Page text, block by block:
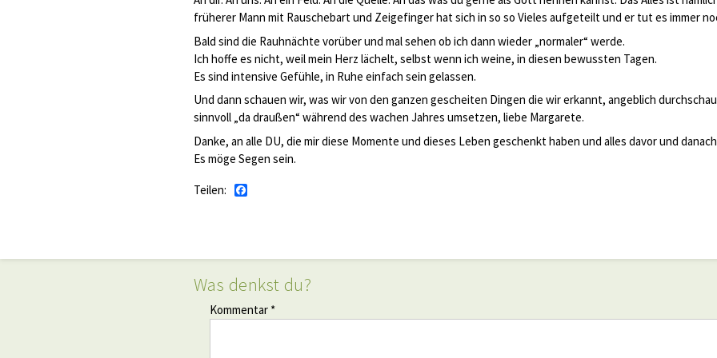
früherer Mann mit Rauschebart und Zeigefinger hat sich in so so Vieles aufgeteilt und er tut es immer
Bald sind die Rauhnächte vorüber und mal sehen ob ich dann wieder „normaler“ werde.
Ich hoffe es nicht, weil mein Herz lächelt, selbst wenn ich weine, in diesen bewussten Tagen.
Es sind intensive Gefühle, in Ruhe einfach sein gelassen.
Und dann schauen wir, was wir von den ganzen gescheiten Dingen die wir erkannt, angeblich
sinnvoll „da draußen“ während des wachen Jahres umsetzen, liebe Margarete.
Danke, an alle DU, die mir diese Momente und dieses Leben geschenkt haben und alles davor und
Es möge Segen sein.
Teilen:
Was denkst du?
Kommentar *